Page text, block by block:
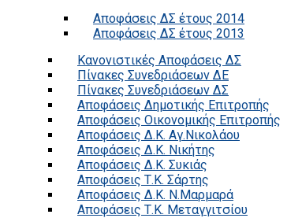
Αποφάσεις ΔΣ έτους 2014
Αποφάσεις ΔΣ έτους 2013
Κανονιστικές Αποφάσεις ΔΣ
Πίνακες Συνεδριάσεων ΔΕ
Πίνακες Συνεδριάσεων ΔΣ
Αποφάσεις Δημοτικής Επιτροπής
Αποφάσεις Οικονομικής Επιτροπής
Αποφάσεις Δ.Κ. Αγ.Νικολάου
Αποφάσεις Δ.Κ. Νικήτης
Αποφάσεις Δ.Κ. Συκιάς
Αποφάσεις Τ.Κ. Σάρτης
Αποφάσεις Δ.Κ. Ν.Μαρμαρά
Αποφάσεις Τ.Κ. Μεταγγιτσίου